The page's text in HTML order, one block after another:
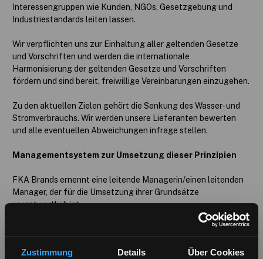
Zustimmung Details Über Cookies
Interessengruppen wie Kunden, NGOs, Gesetzgebung und
Industriestandards leiten lassen.
Wir verpflichten uns zur Einhaltung aller geltenden Gesetze
und Vorschriften und werden die internationale
Harmonisierung der geltenden Gesetze und Vorschriften
fördern und sind bereit, freiwillige Vereinbarungen einzugehen.
Zu den aktuellen Zielen gehört die Senkung des Wasser- und
Stromverbrauchs. Wir werden unsere Lieferanten bewerten
und alle eventuellen Abweichungen infrage stellen.
Managementsystem zur Umsetzung dieser Prinzipien
FKA Brands ernennt eine leitende Managerin/einen leitenden
Manager, der für die Umsetzung ihrer Grundsätze
verantwortlich ist
Grundsätze schulen